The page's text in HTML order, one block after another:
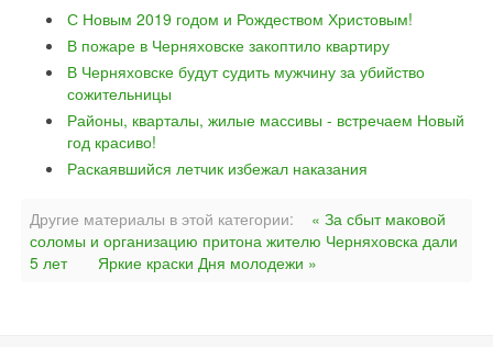
С Новым 2019 годом и Рождеством Христовым!
В пожаре в Черняховске закоптило квартиру
В Черняховске будут судить мужчину за убийство
сожительницы
Районы, кварталы, жилые массивы - встречаем Новый
год красиво!
Раскаявшийся летчик избежал наказания
Другие материалы в этой категории:
« За сбыт маковой
соломы и организацию притона жителю Черняховска дали
5 лет
Яркие краски Дня молодежи »